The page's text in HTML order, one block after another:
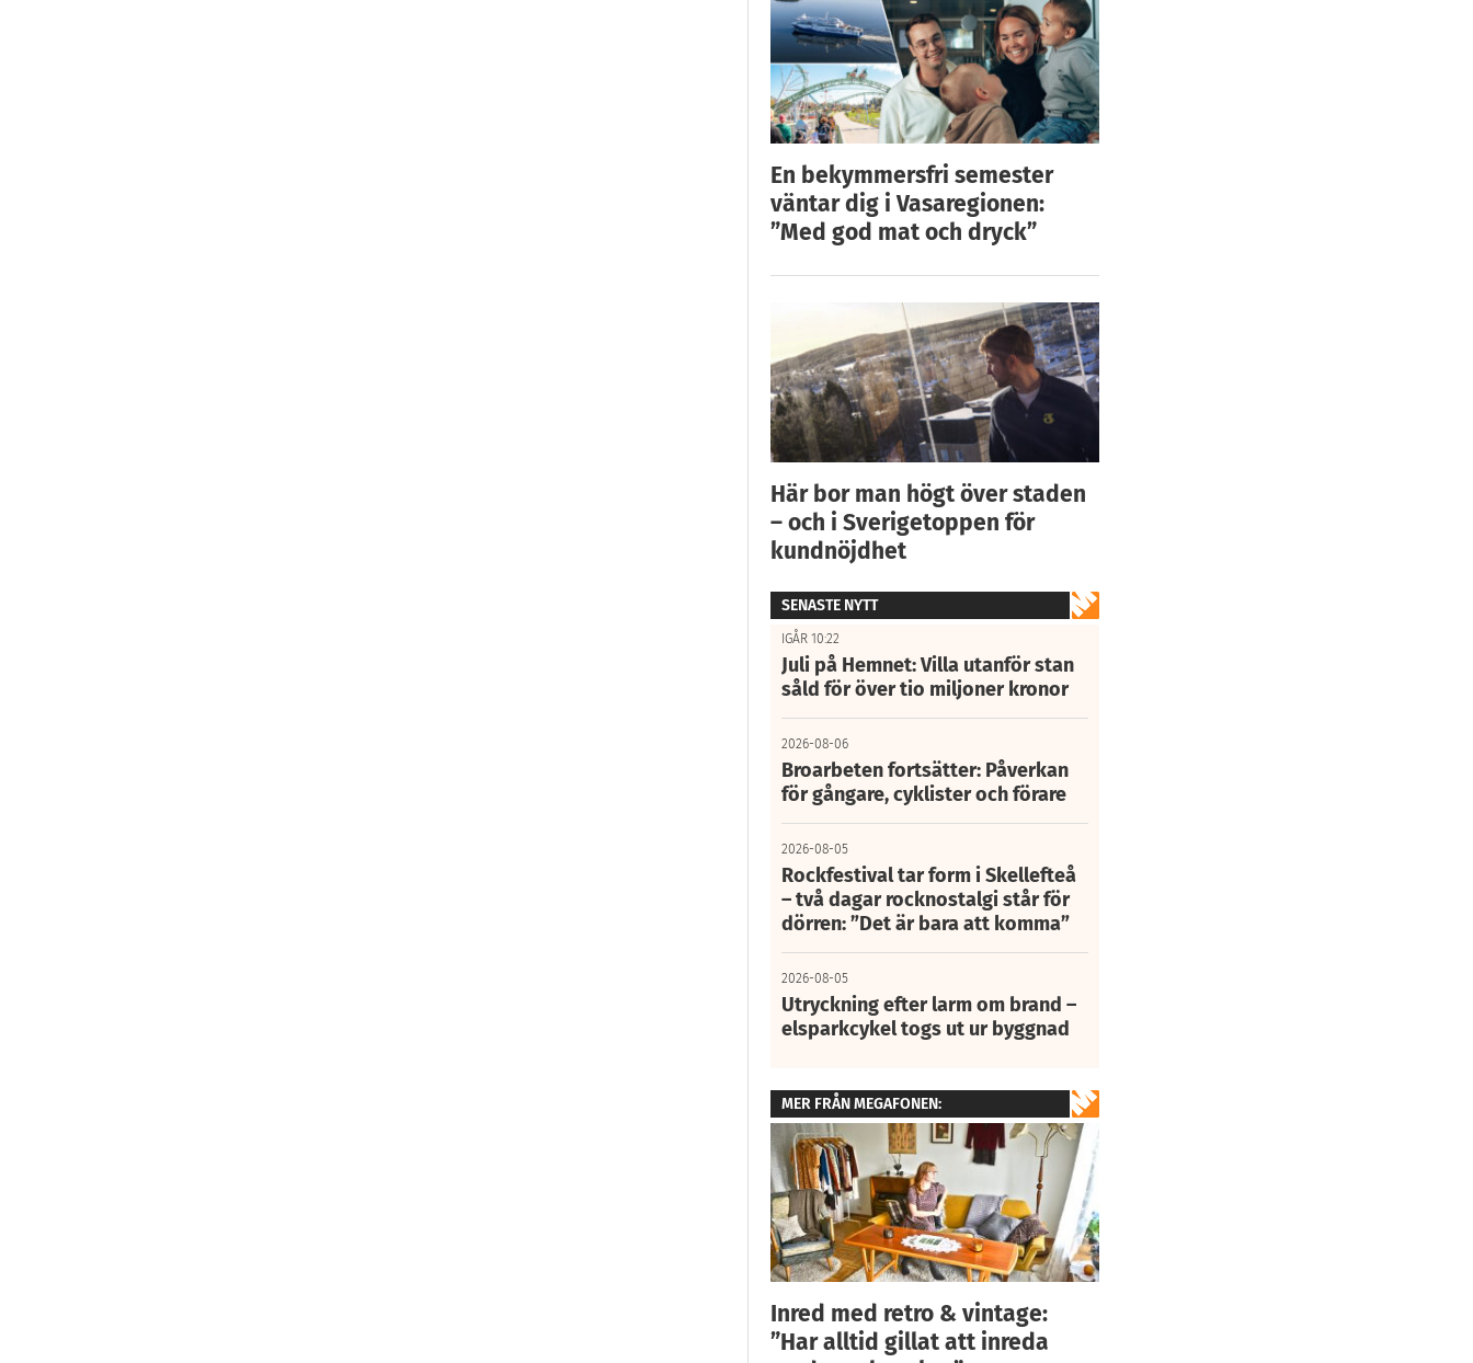
En bekymmersfri semester
väntar dig i Vasaregionen:
”Med god mat och dryck”
Här bor man högt över staden
– och i Sverigetoppen för
kundnöjdhet
SENASTE NYTT
IGÅR 10:22
Juli på Hemnet: Villa utanför stan
såld för över tio miljoner kronor
2026-08-06
Broarbeten fortsätter: Påverkan
för gångare, cyklister och förare
2026-08-05
Rockfestival tar form i Skellefteå
– två dagar rocknostalgi står för
dörren: ”Det är bara att komma”
2026-08-05
Utryckning efter larm om brand –
elsparkcykel togs ut ur byggnad
MER FRÅN MEGAFONEN:
Inred med retro & vintage:
”Har alltid gillat att inreda